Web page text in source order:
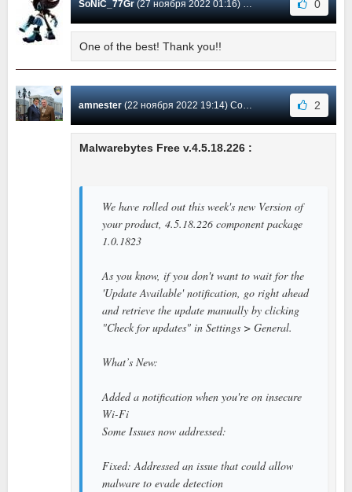
SoNiC_77Gr(27 ноября 2022 01:16) Сообщение #1809 0
One of the best! Thank you!!
amnester(22 ноября 2022 19:14) Сообщение #1808 2
Malwarebytes Free v.4.5.18.226 :
We have rolled out this week's new Version of
your product, 4.5.18.226 component package
1.0.1823
As you know, if you don't want to wait for the
'Update Available' notification, go right ahead
and retrieve the update manually by clicking
"Check for updates" in Settings > General.
What’s New:
Added a notification when you're on insecure
Wi-Fi
Some Issues now addressed:
Fixed: Addressed an issue that could allow
malware to evade detection